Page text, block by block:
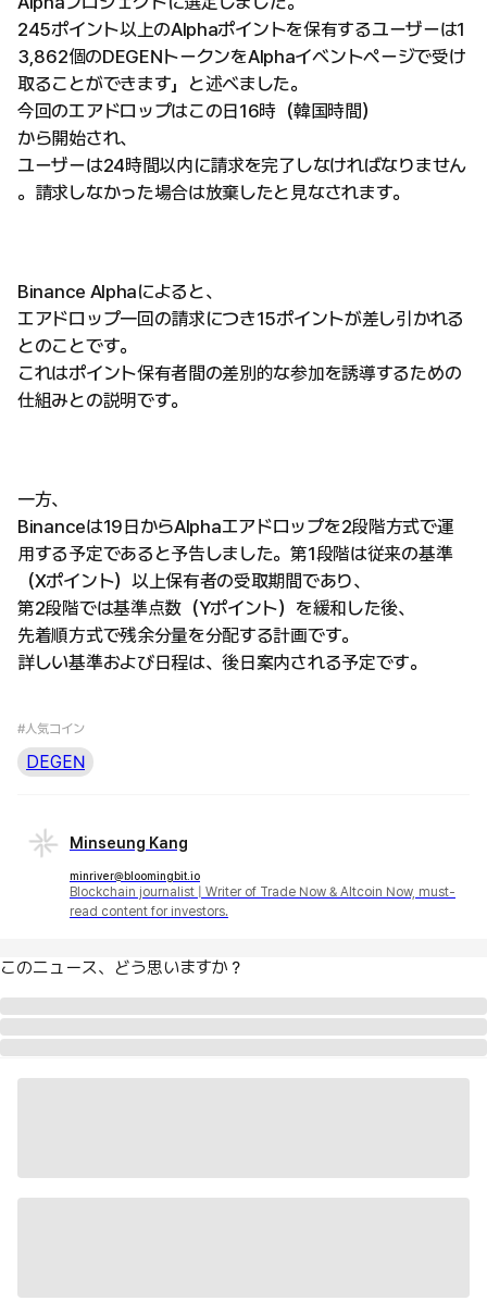
245ポイント以上のAlphaポイントを保有するユーザーは1
3,862個のDEGENトークンをAlphaイベントページで受け
取ることができます」と述べました。
今回のエアドロップはこの日16時（韓国時間）
から開始され、
ユーザーは24時間以内に請求を完了しなければなりません
。請求しなかった場合は放棄したと見なされます。
Binance Alphaによると、
エアドロップ一回の請求につき15ポイントが差し引かれる
とのことです。
これはポイント保有者間の差別的な参加を誘導するための
仕組みとの説明です。
一方、
Binanceは19日からAlphaエアドロップを2段階方式で運
用する予定であると予告しました。第1段階は従来の基準
（Xポイント）以上保有者の受取期間であり、
第2段階では基準点数（Yポイント）を緩和した後、
先着順方式で残余分量を分配する計画です。
詳しい基準および日程は、後日案内される予定です。
#人気コイン
DEGEN
Minseung Kang
minriver@bloomingbit.io
Blockchain journalist | Writer of Trade Now & Altcoin Now, must-
read content for investors.
このニュース、どう思いますか？